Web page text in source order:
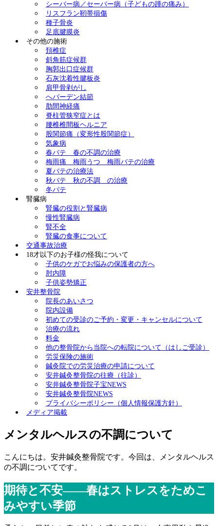
シーバー病／セーバー病（子どもの踵の痛み）
リスフラン靭帯損傷
種子骨炎
足底腱膜炎
その他の施術
頚椎症
斜角筋症候群
胸郭出口症候群
石灰沈着性腱板炎
肩甲骨剥がし
へバーデン結節
肋間神経痛
脊柱管狭窄症とは
腰椎椎間板ヘルニア
股関節痛（変形性股関節症）
気象病
春バテ 春の不調の治療
梅雨痛 梅雨うつ 梅雨バテの治療
夏バテの治療法
秋バテ 秋の不調 の治療
冬バテ
腎臓病
腎臓の役割と腎臓病
慢性腎臓病
腎不全
腎臓の食事について
交通事故治療
18才以下のお子様の怪我について
子供のケガでお悩みの保護者の方へ
肘内障
子供姿勢矯正
安井整骨院
院長のあいさつ
院内設備
初めての受診のご予約・変更・キャンセルについて
治療の流れ
料金
他の整骨院から当院への転院について（はしご受診）
労災保険の施術
鍼灸院での労災治療の申請について
安井鍼灸整骨院の往療（往診）
安井鍼灸整骨院子宝NEWS
安井鍼灸整骨院NEWS
プライバシーポリシー（個人情報保護方針）
メディア掲載
メンタルヘルスの不調について
こんにちは。安井鍼灸整骨院です。今回は、
メンタルヘルス
の不調についてです。
期待と不安――春はストレスをためこ
みやすい季節